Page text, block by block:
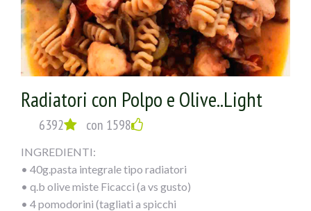
Radiatori con Polpo e Olive..Light
6392 con 1598
INGREDIENTI:
• 40g.pasta integrale tipo radiatori
• q.b olive miste Ficacci (a vs gusto)
• 4 pomodorini (tagliati a spicchi